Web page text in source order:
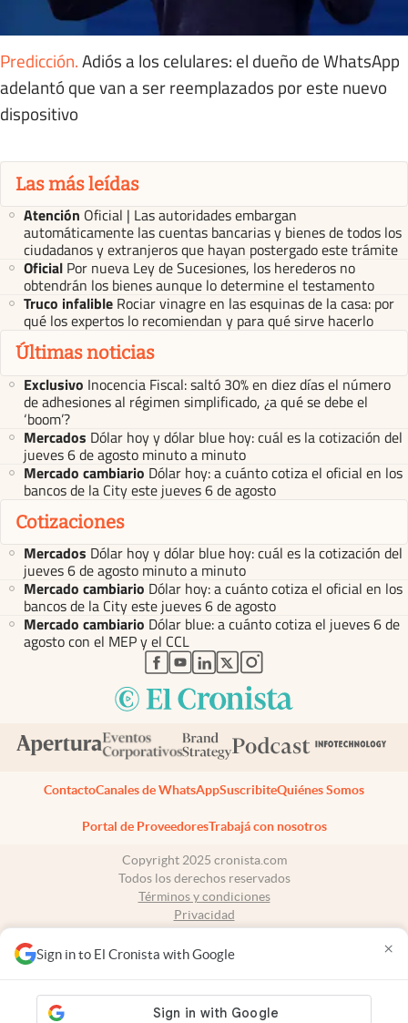
Sign in to El Cronista with Google ×
Predicción.Adiós a los celulares: el dueño de WhatsApp
adelantó que van a ser reemplazados por este nuevo
dispositivo
Las más leídas
Atención Oficial | Las autoridades embargan
automáticamente las cuentas bancarias y bienes de todos los
ciudadanos y extranjeros que hayan postergado este trámite
Oficial Por nueva Ley de Sucesiones, los herederos no
obtendrán los bienes aunque lo determine el testamento
Truco infalible Rociar vinagre en las esquinas de la casa: por
qué los expertos lo recomiendan y para qué sirve hacerlo
Últimas noticias
Exclusivo Inocencia Fiscal: saltó 30% en diez días el número
de adhesiones al régimen simplificado, ¿a qué se debe el
‘boom’?
Mercados Dólar hoy y dólar blue hoy: cuál es la cotización del
jueves 6 de agosto minuto a minuto
Mercado cambiario Dólar hoy: a cuánto cotiza el oficial en los
bancos de la City este jueves 6 de agosto
Cotizaciones
Mercados Dólar hoy y dólar blue hoy: cuál es la cotización del
jueves 6 de agosto minuto a minuto
Mercado cambiario Dólar hoy: a cuánto cotiza el oficial en los
bancos de la City este jueves 6 de agosto
Mercado cambiario Dólar blue: a cuánto cotiza el jueves 6 de
agosto con el MEP y el CCL
abre en nueva pestaña
abre en nueva pestaña
abre en nueva pestaña
abre en nueva pestaña
abre en nueva pestaña
ContactoCanales de WhatsAppSuscribiteQuiénes Somos
Portal de ProveedoresTrabajá con nosotros
Copyright 2025 cronista.com
Todos los derechos reservados
Términos y condiciones
Privacidad
Tel: +54 11 7078-3270
propiedad intelectual: 56576959